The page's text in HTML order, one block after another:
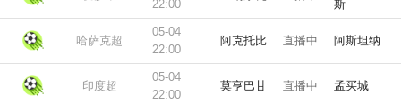
22:00
斯
哈萨克超
05-04
22:00
阿克托比 直播中 阿斯坦纳
印度超
05-04
22:00
莫亨巴甘 直播中 孟买城